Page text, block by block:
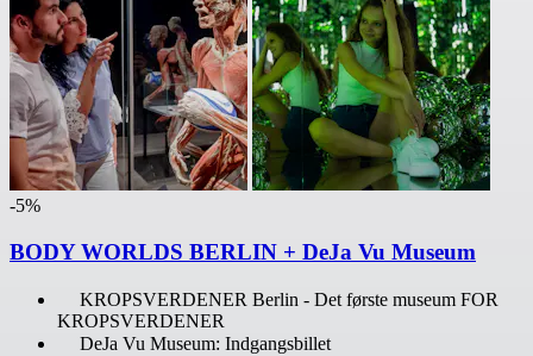
-5%
BODY WORLDS BERLIN + DeJa Vu Museum
KROPSVERDENER Berlin - Det første museum FOR
KROPSVERDENER
DeJa Vu Museum: Indgangsbillet